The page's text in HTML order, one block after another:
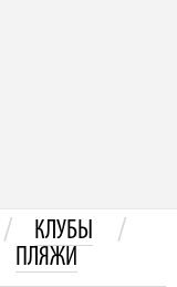
/ КЛУБЫ /
ПЛЯЖИ